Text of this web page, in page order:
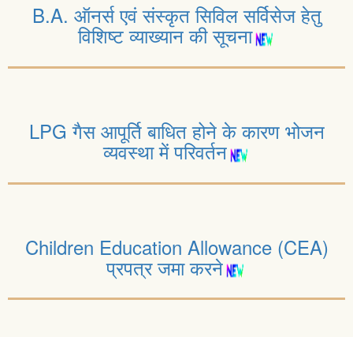
B.A. ऑनर्स एवं संस्कृत सिविल सर्विसेज हेतु
विशिष्ट व्याख्यान की सूचना
LPG गैस आपूर्ति बाधित होने के कारण भोजन
व्यवस्था में परिवर्तन
Children Education Allowance (CEA)
प्रपत्र जमा करने